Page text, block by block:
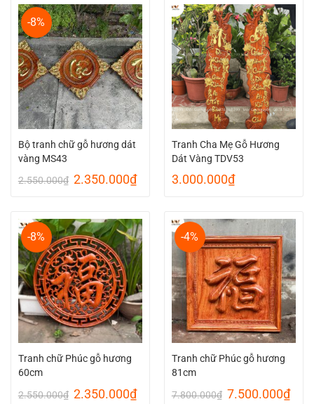
-8%
Bộ tranh chữ gỗ hương dát
vàng MS43
2.550.000₫ Giá
2.550.000₫.
2.350.000₫Giá
là:
2.350.000₫.
Tranh Cha Mẹ Gỗ Hương
Dát Vàng TDV53
3.000.000₫
-8%
Tranh chữ Phúc gỗ hương
60cm
2.550.000₫ Giá
2.350.000₫Giá
-4%
Tranh chữ Phúc gỗ hương
81cm
7.800.000₫ Giá
7.500.000₫Giá